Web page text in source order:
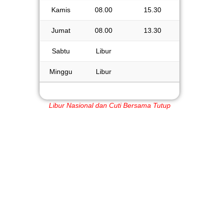
Kamis 08.00 15.30
Jumat 08.00 13.30
Sabtu Libur
Minggu Libur
Libur Nasional dan Cuti Bersama Tutup